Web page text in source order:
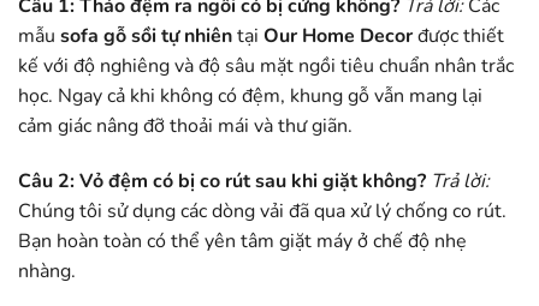
Câu 1: Tháo đệm ra ngồi có bị cứng không? Trả lời:Các
mẫu sofa gỗ sồi tự nhiêntại Our Home Decorđược thiết
kế với độ nghiêng và độ sâu mặt ngồi tiêu chuẩn nhân trắc
học. Ngay cả khi không có đệm, khung gỗ vẫn mang lại
cảm giác nâng đỡ thoải mái và thư giãn.
Câu 2: Vỏ đệm có bị co rút sau khi giặt không? Trả lời:
Chúng tôi sử dụng các dòng vải đã qua xử lý chống co rút.
Bạn hoàn toàn có thể yên tâm giặt máy ở chế độ nhẹ
nhàng.